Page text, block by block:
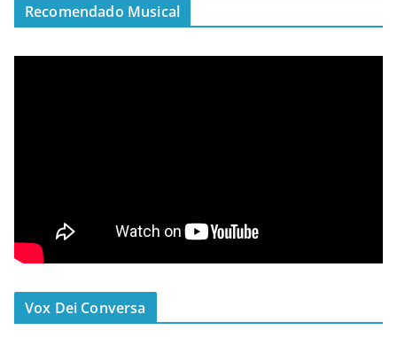
Recomendado Musical
Vox Dei Conversa